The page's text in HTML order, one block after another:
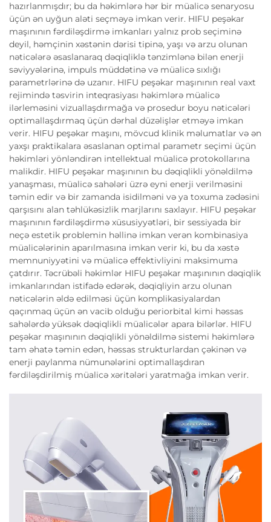
hazırlanmışdır; bu da həkimlərə hər bir müalicə senaryosu
üçün ən uyğun aləti seçməyə imkan verir. HIFU peşəkar
maşınının fərdiləşdirmə imkanları yalnız prob seçiminə
deyil, həmçinin xəstənin dərisi tipinə, yaşı və arzu olunan
nəticələrə əsaslanaraq dəqiqliklə tənzimlənə bilən enerji
səviyyələrinə, impuls müddətinə və müalicə sıxlığı
parametrlərinə də uzanır. HIFU peşəkar maşınının real vaxt
rejimində təsvirin inteqrasiyası həkimlərə müalicə
ilərleməsini vizuallaşdırmağa və prosedur boyu nəticələri
optimallaşdırmaq üçün dərhal düzəlişlər etməyə imkan
verir. HIFU peşəkar maşını, mövcud klinik məlumatlar və ən
yaxşı praktikalara əsaslanan optimal parametr seçimi üçün
həkimləri yönləndirən intellektual müalicə protokollarına
malikdir. HIFU peşəkar maşınının bu dəqiqlikli yönəldilmə
yanaşması, müalicə sahələri üzrə eyni enerji verilməsini
təmin edir və bir zamanda isidilməni və ya toxuma zədəsini
qarşısını alan təhlükəsizlik marjlarını saxlayır. HIFU peşəkar
maşınının fərdiləşdirmə xüsusiyyətləri, bir sessiyada bir
neçə estetik problemin həllinə imkan verən kombinasiya
müalicələrinin aparılmasına imkan verir ki, bu da xəstə
memnuniyyətini və müalicə effektivliyini maksimuma
çatdırır. Təcrübəli həkimlər HIFU peşəkar maşınının dəqiqlik
imkanlarından istifadə edərək, dəqiqliyin arzu olunan
nəticələrin əldə edilməsi üçün komplikasiyalardan
qaçınmaq üçün ən vacib olduğu periorbital kimi həssas
sahələrdə yüksək dəqiqlikli müalicələr apara bilərlər. HIFU
peşəkar maşınının dəqiqlikli yönəldilmə sistemi həkimlərə
tam əhatə təmin edən, həssas strukturlardan çəkinən və
enerji paylanma nümunələrini optimallaşdıran
fərdiləşdirilmiş müalicə xəritələri yaratmağa imkan verir.